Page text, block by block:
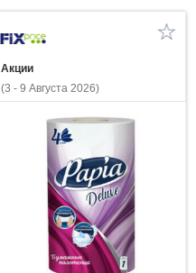
Акции
(3 - 9 Августа 2026)